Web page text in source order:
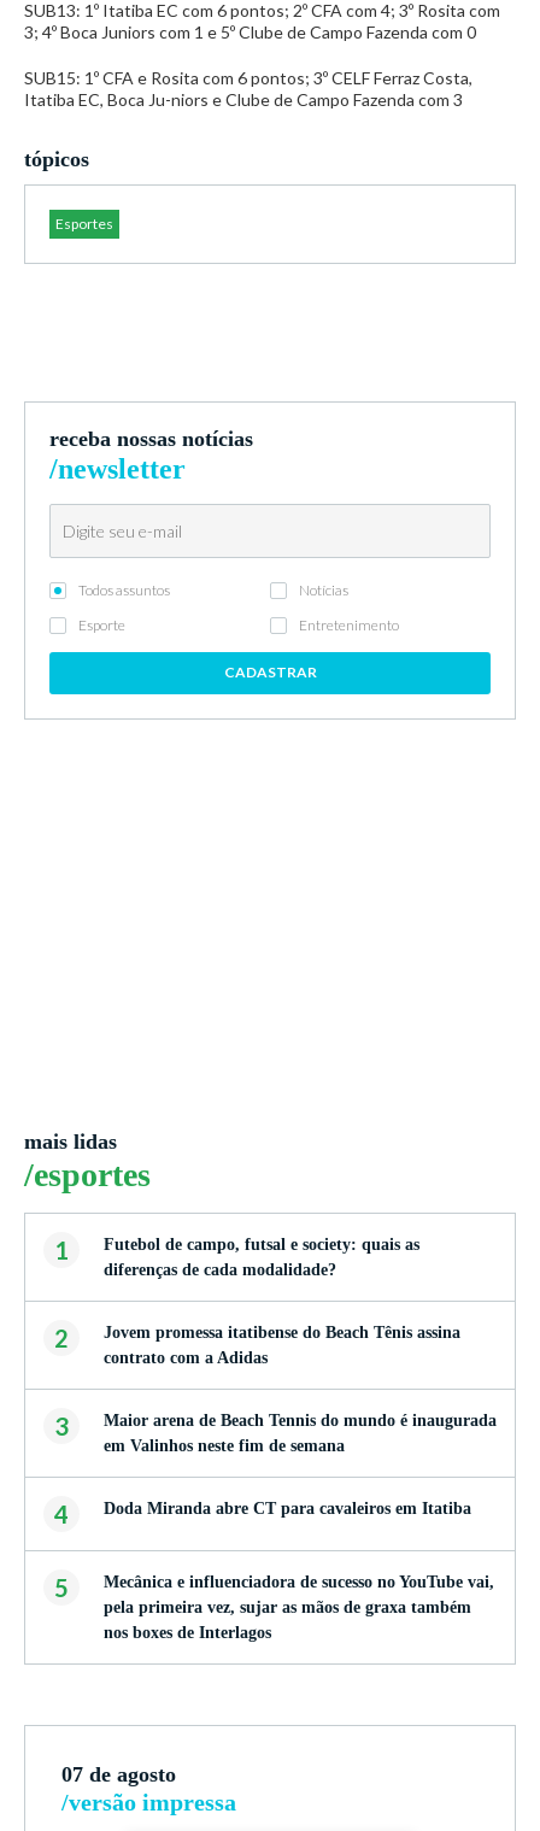
SUB13: 1º Itatiba EC com 6 pontos; 2º CFA com 4; 3º Rosita com
3; 4º Boca Juniors com 1 e 5º Clube de Campo Fazenda com 0
SUB15: 1º CFA e Rosita com 6 pontos; 3º CELF Ferraz Costa,
Itatiba EC, Boca Ju-niors e Clube de Campo Fazenda com 3
tópicos
Esportes
receba nossas notícias
/newsletter
Todos assuntos
Notícias
Esporte
Entretenimento
CADASTRAR
mais lidas
/esportes
1
Futebol de campo, futsal e society: quais as
diferenças de cada modalidade?
2
Jovem promessa itatibense do Beach Tênis assina
contrato com a Adidas
3
Maior arena de Beach Tennis do mundo é inaugurada
em Valinhos neste fim de semana
4 Doda Miranda abre CT para cavaleiros em Itatiba
5
Mecânica e influenciadora de sucesso no YouTube vai,
pela primeira vez, sujar as mãos de graxa também
nos boxes de Interlagos
07 de agosto
/versão impressa